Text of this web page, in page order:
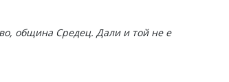
община Средец. Дали и той не е